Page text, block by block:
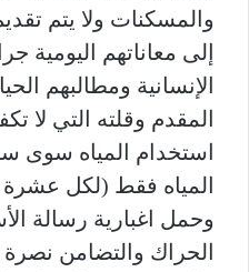
والمسكنات ولا يتم
إلى معاناتهم اليومية
الإنسانية ومطالبهم
المقدم وقلته التي لا
استخدام المياه سوى
وحمل اغبارية رسالة
الحراك والتضامن نصرة